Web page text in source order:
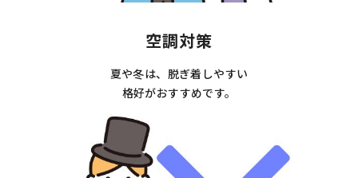
空調対策
夏や冬は、脱ぎ着しやすい
格好がおすすめです。